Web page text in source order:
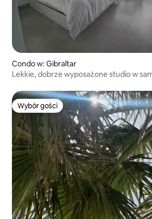
Condo w: Gibraltar
Lekkie, dobrze wyposażone studio w
Wybór gości
Wybór gości